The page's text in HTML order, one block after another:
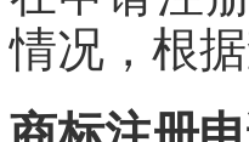
情况，根